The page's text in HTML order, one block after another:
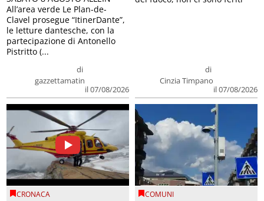
di
gazzettamatin
il 07/08/2026
All’area verde Le Plan-de-
Clavel prosegue “ItinerDante”,
le letture dantesche, con la
partecipazione di Antonello
Pistritto (...
di
Cinzia Timpano
il 07/08/2026
CRONACA COMUNI